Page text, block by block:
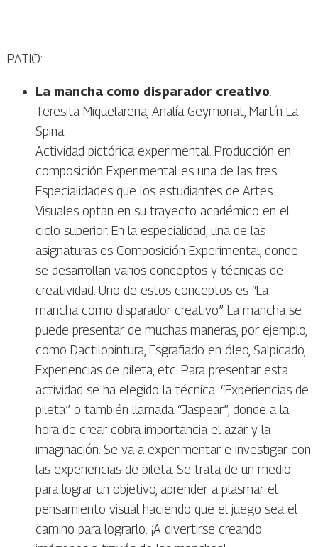
PATIO:
La mancha como disparador creativo.
Teresita Miquelarena, Analía Geymonat, Martín La
Spina.
Actividad pictórica experimental. Producción en
composición Experimental es una de las tres
Especialidades que los estudiantes de Artes
Visuales optan en su trayecto académico en el
ciclo superior. En la especialidad, una de las
asignaturas es Composición Experimental, donde
se desarrollan varios conceptos y técnicas de
creatividad. Uno de estos conceptos es “La
mancha como disparador creativo” La mancha se
puede presentar de muchas maneras, por ejemplo,
como Dactilopintura, Esgrafiado en óleo, Salpicado,
Experiencias de pileta, etc. Para presentar esta
actividad se ha elegido la técnica: “Experiencias de
pileta” o también llamada “Jaspear”, donde a la
hora de crear cobra importancia el azar y la
imaginación. Se va a experimentar e investigar con
las experiencias de pileta. Se trata de un medio
para lograr un objetivo, aprender a plasmar el
pensamiento visual haciendo que el juego sea el
camino para lograrlo. ¡A divertirse creando